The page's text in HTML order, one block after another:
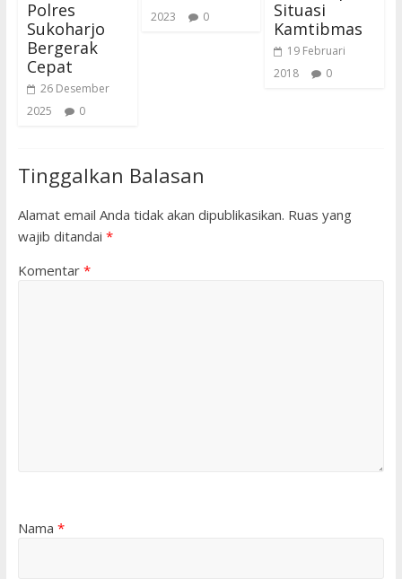
Polres
Sukoharjo
Bergerak
Cepat
26 Desember
2025
0
2023
0
Situasi
Kamtibmas
19 Februari
2018
0
Tinggalkan Balasan
Alamat email Anda tidak akan dipublikasikan. Ruas yang
wajib ditandai *
Komentar *
Nama *